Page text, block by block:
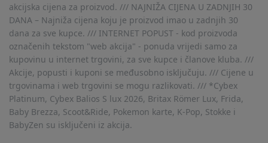
akcijska cijena za proizvod. /// NAJNIŽA CIJENA U ZADNJIH 30
DANA – Najniža cijena koju je proizvod imao u zadnjih 30
dana za sve kupce. /// INTERNET POPUST - kod proizvoda
označenih tekstom "web akcija" - ponuda vrijedi samo za
kupovinu u internet trgovini, za sve kupce i članove kluba. ///
Akcije, popusti i kuponi se međusobno isključuju. /// Cijene u
trgovinama i web trgovini se mogu razlikovati. /// *Cybex
Platinum, Cybex Balios S lux 2026, Britax Römer Lux, Frida,
Baby Brezza, Scoot&Ride, Pokemon karte, K-Pop, Stokke i
BabyZen su isključeni iz akcija.